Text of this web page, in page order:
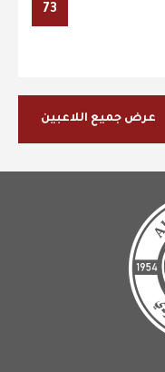
73
عرض جميع اللاعبين